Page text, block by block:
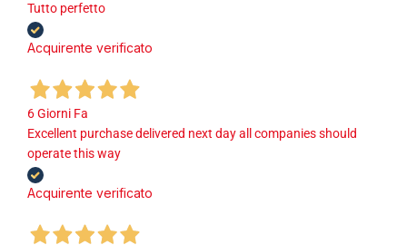
Tutto perfetto
Acquirente verificato
6 Giorni Fa
Excellent purchase delivered next day all companies should
operate this way
Acquirente verificato